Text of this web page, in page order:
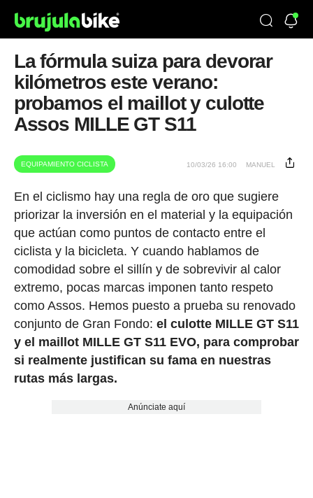
La fórmula suiza para devorar
kilómetros este verano:
probamos el maillot y culotte
Assos MILLE GT S11
EQUIPAMIENTO CICLISTA 10/03/26 16:00 MANUEL
En el ciclismo hay una regla de oro que sugiere
priorizar la inversión en el material y la equipación
que actúan como puntos de contacto entre el
ciclista y la bicicleta. Y cuando hablamos de
comodidad sobre el sillín y de sobrevivir al calor
extremo, pocas marcas imponen tanto respeto
como Assos. Hemos puesto a prueba su renovado
conjunto de Gran Fondo: el culotte MILLE GT S11
y el maillot MILLE GT S11 EVO, para comprobar
si realmente justifican su fama en nuestras
rutas más largas.
Anúnciate aquí